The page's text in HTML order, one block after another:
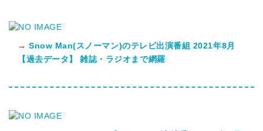
→ Snow Man(スノーマン)のテレビ出演番組 2021年8月
【過去データ】 雑誌・ラジオまで網羅